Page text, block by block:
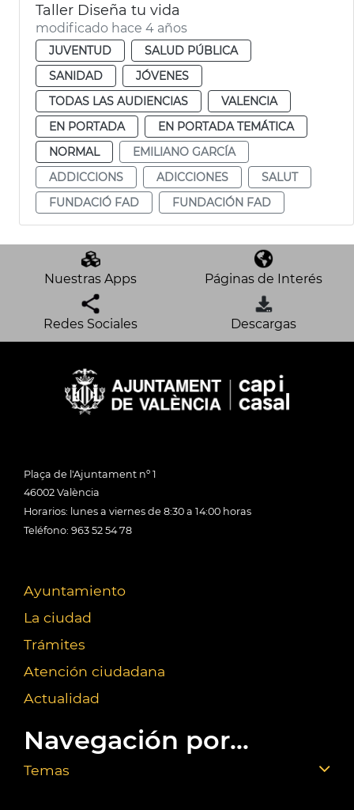
Taller Diseña tu vida
modificado hace 4 años
JUVENTUD
SALUD PÚBLICA
SANIDAD
JÓVENES
TODAS LAS AUDIENCIAS
VALENCIA
EN PORTADA
EN PORTADA TEMÁTICA
NORMAL
EMILIANO GARCÍA
ADDICCIONS
ADICCIONES
SALUT
FUNDACIÓ FAD
FUNDACIÓN FAD
Nuestras Apps Páginas de Interés
Redes Sociales Descargas
Plaça de l'Ajuntament nº 1
46002 València
Horarios: lunes a viernes de 8:30 a 14:00 horas
Teléfono: 963 52 54 78
Ayuntamiento
La ciudad
Trámites
Atención ciudadana
Actualidad
Navegación por...
Temas